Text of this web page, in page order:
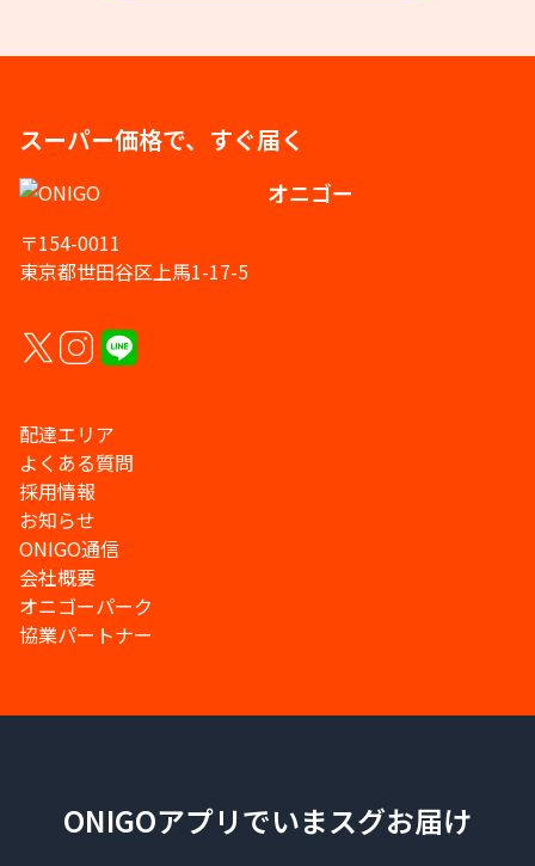
スーパー価格で、すぐ届く
オニゴー
〒154-0011
東京都世田谷区上馬1-17-5
配達エリア
よくある質問
採用情報
お知らせ
ONIGO通信
会社概要
オニゴーパーク
協業パートナー
ONIGOアプリでいまスグお届け